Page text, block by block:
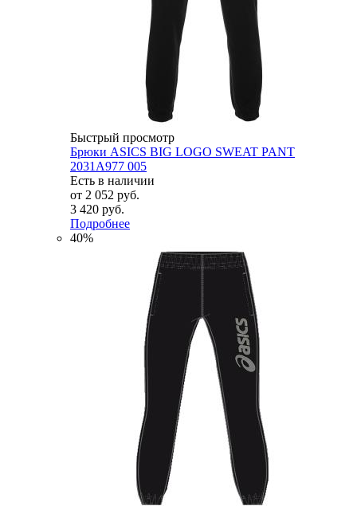
Быстрый просмотр
Брюки ASICS BIG LOGO SWEAT PANT
2031A977 005
Есть в наличии
от 2 052 руб.
3 420 руб.
Подробнее
40%